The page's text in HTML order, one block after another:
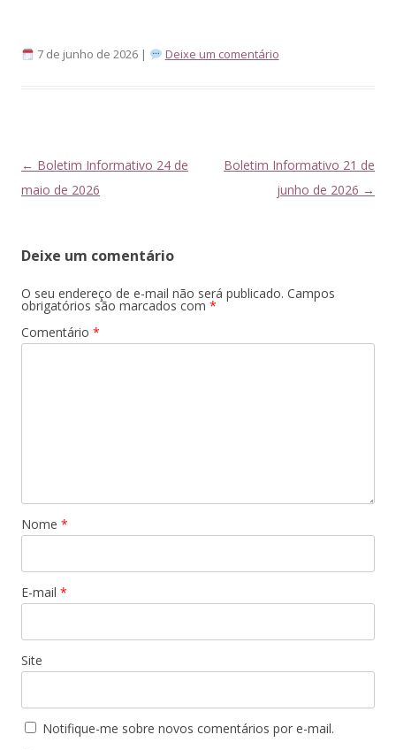
7 de junho de 2026 | Deixe um comentário
Navegação
de
← Boletim Informativo 24 de
maio de 2026
Boletim Informativo 21 de
junho de 2026 →
Deixe um comentário
O seu endereço de e-mail não será publicado. Campos
obrigatórios são marcados com *
Comentário *
Nome *
E-mail *
Site
Notifique-me sobre novos comentários por e-mail.